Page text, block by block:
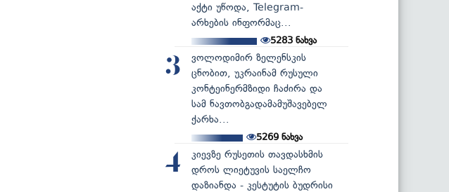
აქტი უწოდა, Telegram-
არხების ინფორმაც...
5283 ნახვა
3
ვოლოდიმირ ზელენსკის
ცნობით, უკრაინამ რუსული
კონტეინერმზიდი ჩაძირა და
სამ ნავთობგადამამუშავებელ
ქარხა...
5269ნახვა
4
კიევზე რუსეთის თავდასხმის
დროს ლიეტუვის საელჩო
დაზიანდა - კესტუტის ბუდრისი